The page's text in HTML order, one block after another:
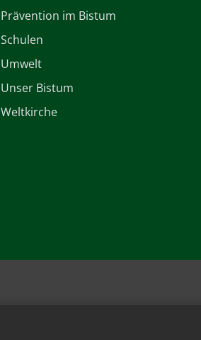
Prävention im Bistum
Schulen
Umwelt
Unser Bistum
Weltkirche